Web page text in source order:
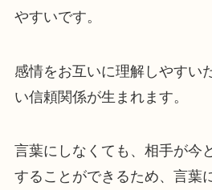
やすいです。
感情をお互いに理解しやすい
い信頼関係が生まれます。
言葉にしなくても、相手が今
することができるため、言葉